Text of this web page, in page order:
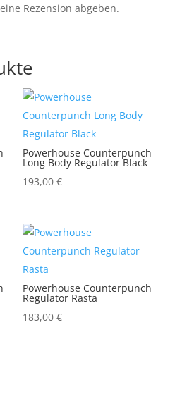
Rezension abgeben.
Powerhouse Counterpunch
Long Body Regulator Black
193,00€
Powerhouse Counterpunch
Regulator Rasta
183,00€